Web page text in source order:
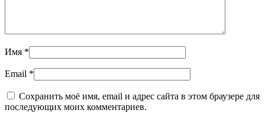
Имя *
Email *
Сохранить моё имя, email и адрес сайта в этом браузере для
последующих моих комментариев.